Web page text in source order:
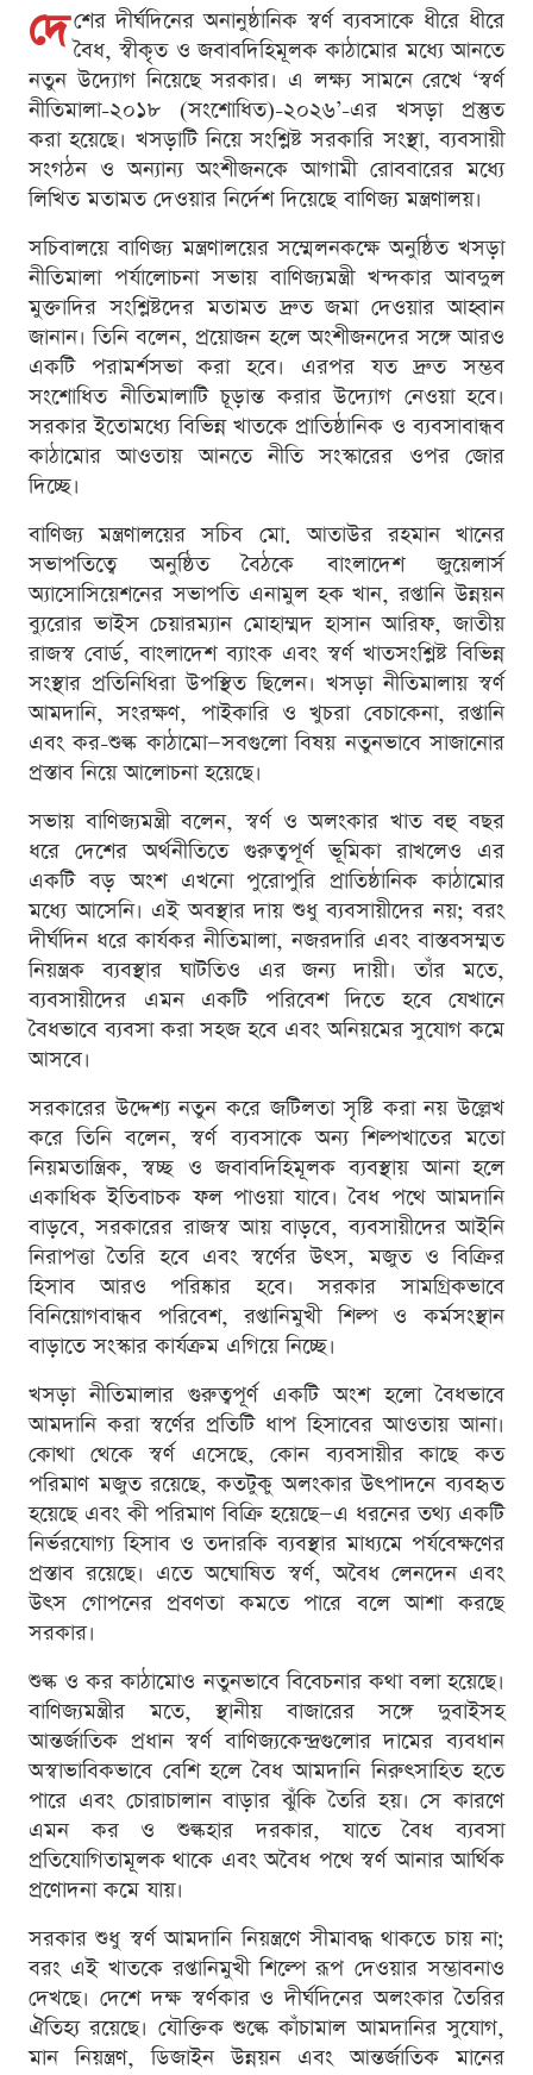
দে শের দীর্ঘদিনের অনানুষ্ঠানিক স্বর্ণ ব্যবসাকে ধীরে ধীরে
বৈধ, স্বীকৃত ও জবাবদিহিমূলক কাঠামোর মধ্যে আনতে
নতুন উদ্যোগ নিয়েছে সরকার। এ লক্ষ্য সামনে রেখে ‘স্বর্ণ
নীতিমালা-২০১৮ (সংশোধিত)-২০২৬’-এর খসড়া প্রস্তুত
করা হয়েছে। খসড়াটি নিয়ে সংশ্লিষ্ট সরকারি সংস্থা, ব্যবসায়ী
সংগঠন ও অন্যান্য অংশীজনকে আগামী রোববারের মধ্যে
লিখিত মতামত দেওয়ার নির্দেশ দিয়েছে বাণিজ্য মন্ত্রণালয়।
সচিবালয়ে বাণিজ্য মন্ত্রণালয়ের সম্মেলনকক্ষে অনুষ্ঠিত খসড়া
নীতিমালা পর্যালোচনা সভায় বাণিজ্যমন্ত্রী খন্দকার আবদুল
মুক্তাদির সংশ্লিষ্টদের মতামত দ্রুত জমা দেওয়ার আহ্বান
জানান। তিনি বলেন, প্রয়োজন হলে অংশীজনদের সঙ্গে আরও
একটি পরামর্শসভা করা হবে। এরপর যত দ্রুত সম্ভব
সংশোধিত নীতিমালাটি চূড়ান্ত করার উদ্যোগ নেওয়া হবে।
সরকার ইতোমধ্যে বিভিন্ন খাতকে প্রাতিষ্ঠানিক ও ব্যবসাবান্ধব
কাঠামোর আওতায় আনতে নীতি সংস্কারের ওপর জোর
দিচ্ছে।
বাণিজ্য মন্ত্রণালয়ের সচিব মো. আতাউর রহমান খানের
সভাপতিত্বে অনুষ্ঠিত বৈঠকে বাংলাদেশ জুয়েলার্স
অ্যাসোসিয়েশনের সভাপতি এনামুল হক খান, রপ্তানি উন্নয়ন
ব্যুরোর ভাইস চেয়ারম্যান মোহাম্মদ হাসান আরিফ, জাতীয়
রাজস্ব বোর্ড, বাংলাদেশ ব্যাংক এবং স্বর্ণ খাতসংশ্লিষ্ট বিভিন্ন
সংস্থার প্রতিনিধিরা উপস্থিত ছিলেন। খসড়া নীতিমালায় স্বর্ণ
আমদানি, সংরক্ষণ, পাইকারি ও খুচরা বেচাকেনা, রপ্তানি
এবং কর-শুল্ক কাঠামো—সবগুলো বিষয় নতুনভাবে সাজানোর
প্রস্তাব নিয়ে আলোচনা হয়েছে।
সভায় বাণিজ্যমন্ত্রী বলেন, স্বর্ণ ও অলংকার খাত বহু বছর
ধরে দেশের অর্থনীতিতে গুরুত্বপূর্ণ ভূমিকা রাখলেও এর
একটি বড় অংশ এখনো পুরোপুরি প্রাতিষ্ঠানিক কাঠামোর
মধ্যে আসেনি। এই অবস্থার দায় শুধু ব্যবসায়ীদের নয়; বরং
দীর্ঘদিন ধরে কার্যকর নীতিমালা, নজরদারি এবং বাস্তবসম্মত
নিয়ন্ত্রক ব্যবস্থার ঘাটতিও এর জন্য দায়ী। তাঁর মতে,
ব্যবসায়ীদের এমন একটি পরিবেশ দিতে হবে যেখানে
বৈধভাবে ব্যবসা করা সহজ হবে এবং অনিয়মের সুযোগ কমে
আসবে।
সরকারের উদ্দেশ্য নতুন করে জটিলতা সৃষ্টি করা নয় উল্লেখ
করে তিনি বলেন, স্বর্ণ ব্যবসাকে অন্য শিল্পখাতের মতো
নিয়মতান্ত্রিক, স্বচ্ছ ও জবাবদিহিমূলক ব্যবস্থায় আনা হলে
একাধিক ইতিবাচক ফল পাওয়া যাবে। বৈধ পথে আমদানি
বাড়বে, সরকারের রাজস্ব আয় বাড়বে, ব্যবসায়ীদের আইনি
নিরাপত্তা তৈরি হবে এবং স্বর্ণের উৎস, মজুত ও বিক্রির
হিসাব আরও পরিষ্কার হবে। সরকার সামগ্রিকভাবে
বিনিয়োগবান্ধব পরিবেশ, রপ্তানিমুখী শিল্প ও কর্মসংস্থান
বাড়াতে সংস্কার কার্যক্রম এগিয়ে নিচ্ছে।
খসড়া নীতিমালার গুরুত্বপূর্ণ একটি অংশ হলো বৈধভাবে
আমদানি করা স্বর্ণের প্রতিটি ধাপ হিসাবের আওতায় আনা।
কোথা থেকে স্বর্ণ এসেছে, কোন ব্যবসায়ীর কাছে কত
পরিমাণ মজুত রয়েছে, কতটুকু অলংকার উৎপাদনে ব্যবহৃত
হয়েছে এবং কী পরিমাণ বিক্রি হয়েছে—এ ধরনের তথ্য একটি
নির্ভরযোগ্য হিসাব ও তদারকি ব্যবস্থার মাধ্যমে পর্যবেক্ষণের
প্রস্তাব রয়েছে। এতে অঘোষিত স্বর্ণ, অবৈধ লেনদেন এবং
উৎস গোপনের প্রবণতা কমতে পারে বলে আশা করছে
সরকার।
শুল্ক ও কর কাঠামোও নতুনভাবে বিবেচনার কথা বলা হয়েছে।
বাণিজ্যমন্ত্রীর মতে, স্থানীয় বাজারের সঙ্গে দুবাইসহ
আন্তর্জাতিক প্রধান স্বর্ণ বাণিজ্যকেন্দ্রগুলোর দামের ব্যবধান
অস্বাভাবিকভাবে বেশি হলে বৈধ আমদানি নিরুৎসাহিত হতে
পারে এবং চোরাচালান বাড়ার ঝুঁকি তৈরি হয়। সে কারণে
এমন কর ও শুল্কহার দরকার, যাতে বৈধ ব্যবসা
প্রতিযোগিতামূলক থাকে এবং অবৈধ পথে স্বর্ণ আনার আর্থিক
প্রণোদনা কমে যায়।
সরকার শুধু স্বর্ণ আমদানি নিয়ন্ত্রণে সীমাবদ্ধ থাকতে চায় না;
বরং এই খাতকে রপ্তানিমুখী শিল্পে রূপ দেওয়ার সম্ভাবনাও
দেখছে। দেশে দক্ষ স্বর্ণকার ও দীর্ঘদিনের অলংকার তৈরির
ঐতিহ্য রয়েছে। যৌক্তিক শুল্কে কাঁচামাল আমদানির সুযোগ,
মান নিয়ন্ত্রণ, ডিজাইন উন্নয়ন এবং আন্তর্জাতিক মানের